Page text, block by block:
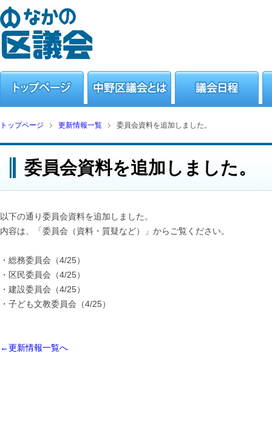
トップページ 更新情報一覧 委員会資料を追加しました。
委員会資料を追加しました。
以下の通り委員会資料を追加しました。
内容は、「委員会（資料・質疑など）」からご覧ください。
・総務委員会（4/25）
・区民委員会（4/25）
・建設委員会（4/25）
・子ども文教委員会（4/25）
←更新情報一覧へ